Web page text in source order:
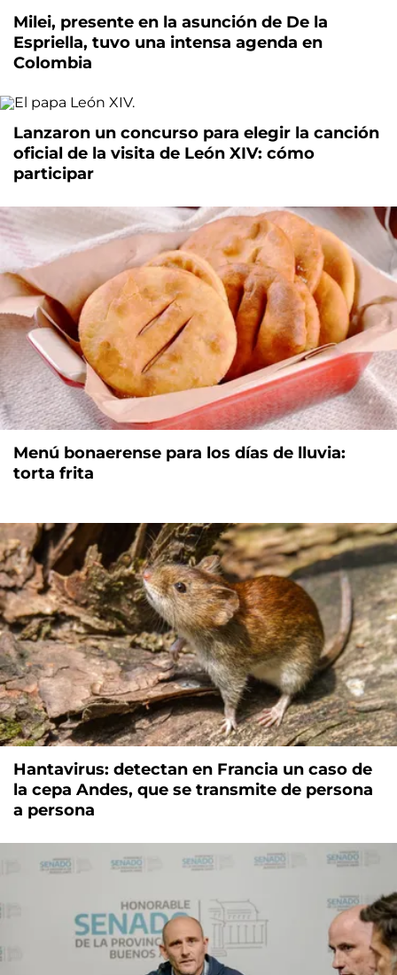
Milei, presente en la asunción de De la
Espriella, tuvo una intensa agenda en
Colombia
Lanzaron un concurso para elegir la canción
oficial de la visita de León XIV: cómo
participar
Menú bonaerense para los días de lluvia:
torta frita
Hantavirus: detectan en Francia un caso de
la cepa Andes, que se transmite de persona
a persona